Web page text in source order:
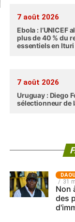
7 août 2026
Ebola : l’UNICEF
plus de 40 % du
essentiels en Ituri
7 août 2026
Uruguay : Diego
sélectionneur de
31
Non
des